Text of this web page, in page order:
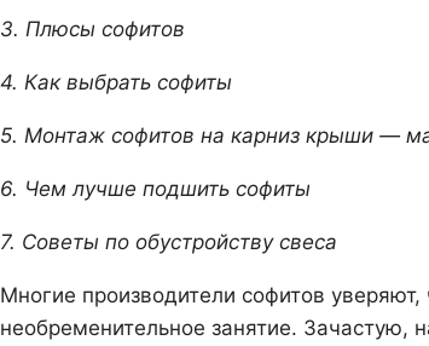
3. Плюсы софитов
4. Как выбрать софиты
5. Монтаж софитов на карниз крыши —
6. Чем лучше подшить софиты
7. Советы по обустройству свеса
Многие производители софитов
необременительное занятие.